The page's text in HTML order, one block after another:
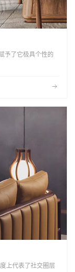
予了它极具个性的
上代表了社交圈层